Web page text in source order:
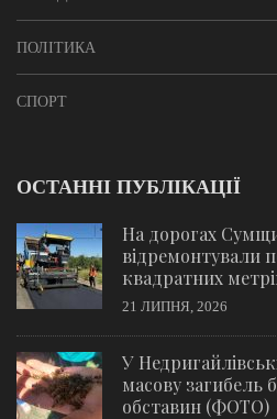
ПОЛІТИКА
СПОРТ
ОСТАННІ ПУБЛІКАЦІЇ
На дорогах
відремонтували
квадратних
21 ЛИПНЯ, 2026
У
масову загибель
обставин (ФОТО)